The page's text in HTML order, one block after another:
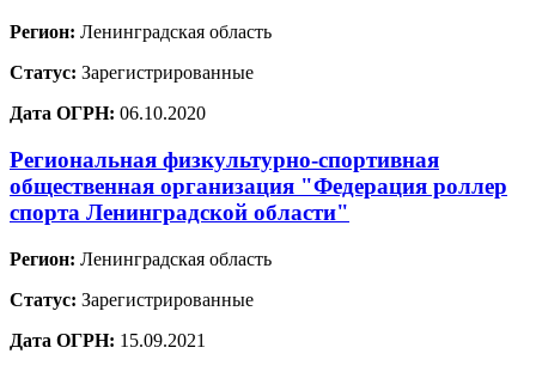
Регион: Ленинградская область
Статус: Зарегистрированные
Дата ОГРН: 06.10.2020
Региональная физкультурно-спортивная
общественная организация "Федерация роллер
спорта Ленинградской области"
Регион: Ленинградская область
Статус: Зарегистрированные
Дата ОГРН: 15.09.2021